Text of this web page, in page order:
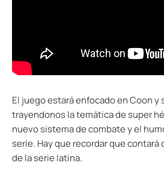
El juego estará enfocado en Coon y
trayendonos la temática de super
nuevo sistema de combate y el
serie. Hay que recordar que
de la serie latina.